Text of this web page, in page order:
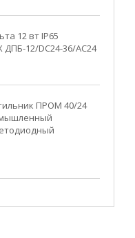
12 вт IP65
12/DC24-36/АС24
ПРОМ 40/24